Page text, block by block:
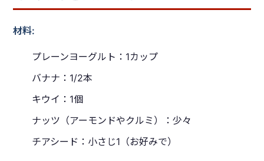
材料:
プレーンヨーグルト：1カップ
バナナ：1/2本
キウイ：1個
ナッツ（アーモンドやクルミ）：少々
チアシード：小さじ1（お好みで）